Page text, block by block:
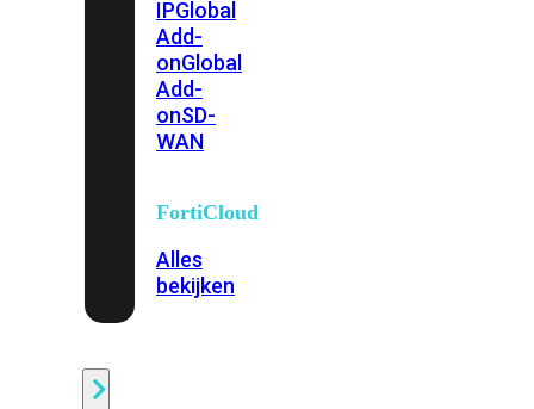
IPGlobal
Add-
onGlobal
Add-
onSD-
WAN
FortiCloud
Alles
bekijken